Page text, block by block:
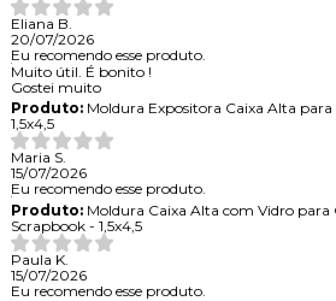
Eliana B.
20/07/2026
Eu recomendo esse produto.
Muito útil. É bonito !
Gostei muito
Produto:Moldura Expositora Caixa Alta para
1,5x4,5
Maria S.
15/07/2026
Eu recomendo esse produto.
Produto:Moldura Caixa Alta com Vidro para
Scrapbook - 1,5x4,5
Paula K.
15/07/2026
Eu recomendo esse produto.